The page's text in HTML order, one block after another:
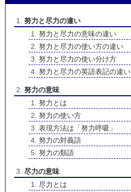
努力と尽力の違い
努力と尽力の意味の違い
努力と尽力の使い方の違い
努力と尽力の使い分け方
努力と尽力の英語表記の違い
努力の意味
努力とは
努力の使い方
表現方法は「努力呼吸」
努力の対義語
努力の類語
尽力の意味
尽力とは